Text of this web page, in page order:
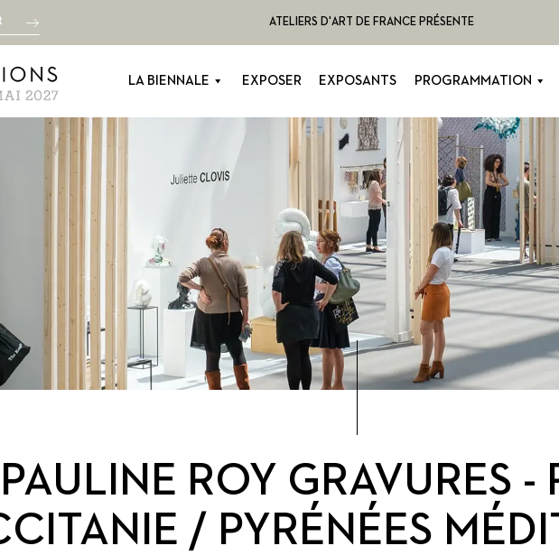
ATELIERS D'ART DE FRANCE PRÉSENTE
LA BIENNALE EXPOSER EXPOSANTS PROGRAMMATION
PAULINE ROY GRAVURES -
/ PYRÉNÉES